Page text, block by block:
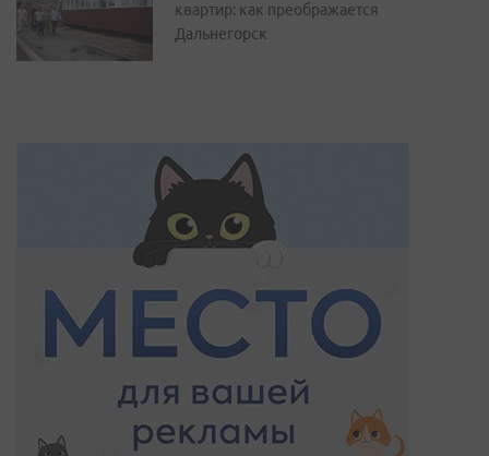
квартир: как преображается
Дальнегорск